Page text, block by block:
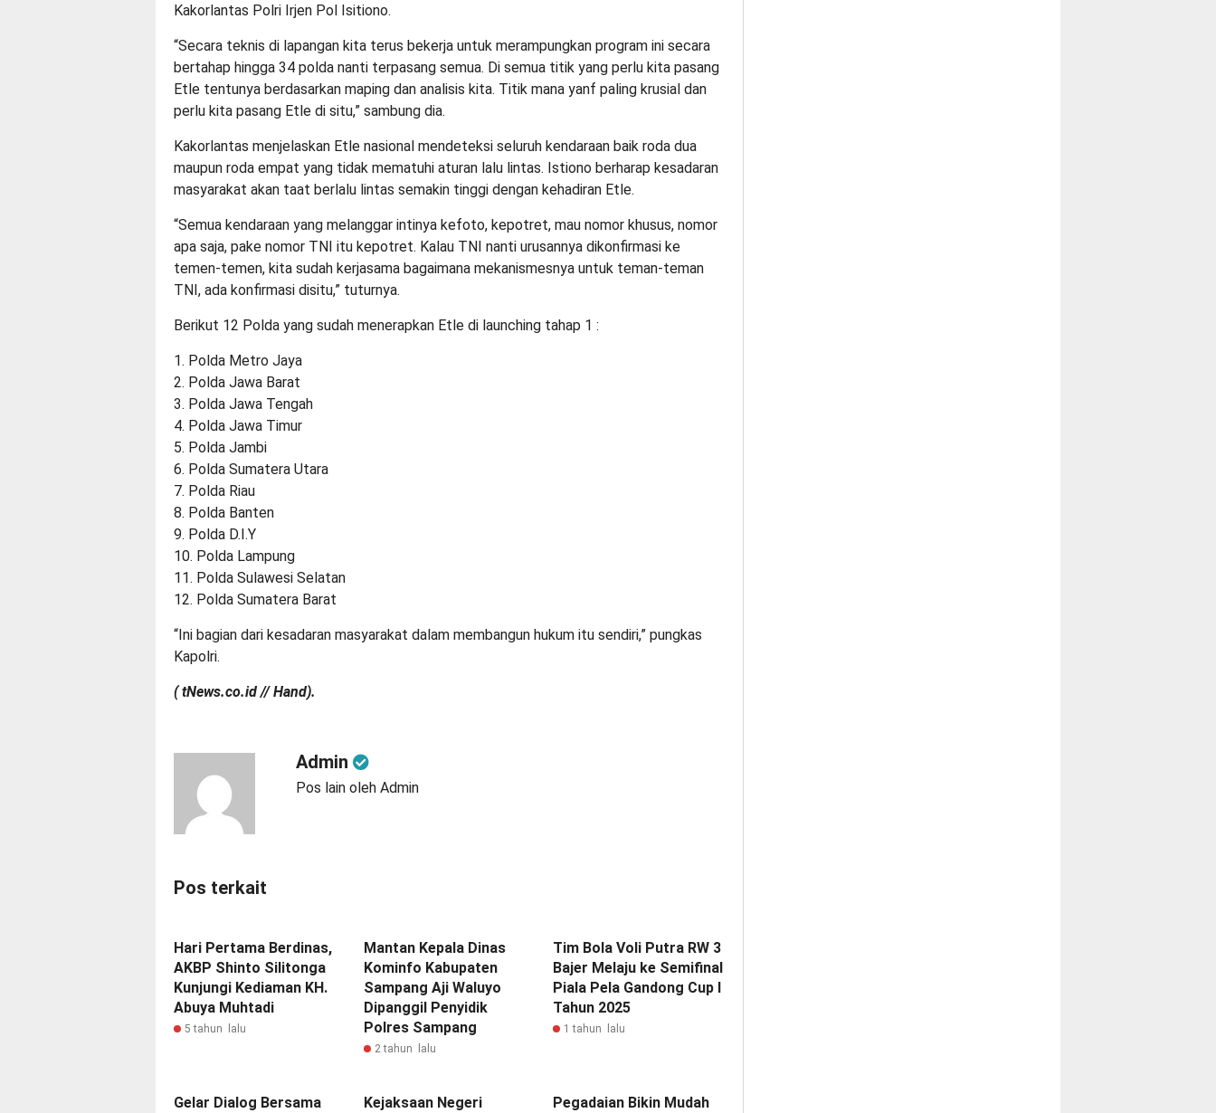
Kakorlantas Polri Irjen Pol Isitiono.
“Secara teknis di lapangan kita terus bekerja untuk merampungkan program ini secara
bertahap hingga 34 polda nanti terpasang semua. Di semua titik yang perlu kita pasang
Etle tentunya berdasarkan maping dan analisis kita. Titik mana yanf paling krusial dan
perlu kita pasang Etle di situ,” sambung dia.
Kakorlantas menjelaskan Etle nasional mendeteksi seluruh kendaraan baik roda dua
maupun roda empat yang tidak mematuhi aturan lalu lintas. Istiono berharap kesadaran
masyarakat akan taat berlalu lintas semakin tinggi dengan kehadiran Etle.
“Semua kendaraan yang melanggar intinya kefoto, kepotret, mau nomor khusus, nomor
apa saja, pake nomor TNI itu kepotret. Kalau TNI nanti urusannya dikonfirmasi ke
temen-temen, kita sudah kerjasama bagaimana mekanismesnya untuk teman-teman
TNI, ada konfirmasi disitu,” tuturnya.
Berikut 12 Polda yang sudah menerapkan Etle di launching tahap 1 :
1. Polda Metro Jaya
2. Polda Jawa Barat
3. Polda Jawa Tengah
4. Polda Jawa Timur
5. Polda Jambi
6. Polda Sumatera Utara
7. Polda Riau
8. Polda Banten
9. Polda D.I.Y
10. Polda Lampung
11. Polda Sulawesi Selatan
12. Polda Sumatera Barat
“Ini bagian dari kesadaran masyarakat dalam membangun hukum itu sendiri,” pungkas
Kapolri.
( tNews.co.id // Hand).
Admin
Pos lain oleh Admin
Pos terkait
Hari Pertama Berdinas,
AKBP Shinto Silitonga
Kunjungi Kediaman KH.
Abuya Muhtadi
5 tahun lalu
Mantan Kepala Dinas
Kominfo Kabupaten
Sampang Aji Waluyo
Dipanggil Penyidik
Polres Sampang
2 tahun lalu
Tim Bola Voli Putra RW 3
Bajer Melaju ke Semifinal
Piala Pela Gandong Cup I
Tahun 2025
1 tahun lalu
Gelar Dialog Bersama Kejaksaan Negeri Pegadaian Bikin Mudah